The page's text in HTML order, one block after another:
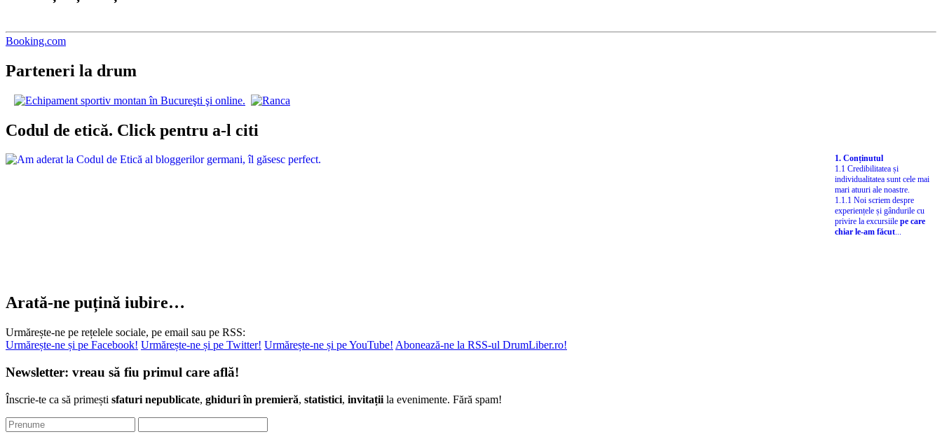
Booking.com
Parteneri la drum
Codul de etică. Click pentru a-l citi
1. Conținutul
1.1 Credibilitatea și
individualitatea sunt cele mai
mari atuuri ale noastre.
1.1.1 Noi scriem despre
experiențele și gândurile cu
privire la excursiile pe care
chiar le-am făcut...
Arată-ne puțină iubire…
Urmărește-ne pe rețelele sociale, pe email sau pe RSS:
Urmărește-ne și pe Facebook! Urmărește-ne și pe Twitter! Urmărește-ne și pe YouTube! Abonează-ne la RSS-ul DrumLiber.ro!
Newsletter: vreau să fiu primul care află!
Înscrie-te ca să primești sfaturi nepublicate, ghiduri în premieră, statistici, invitațiila evenimente. Fără spam!